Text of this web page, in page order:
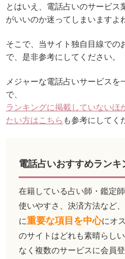
とはいえ、電話占いのサービス
がいいのか迷ってしまいますよ
そこで、当サイト独自目線での
で、是非参考にしてください。
メジャーな電話占いサービス
で、
ランキングに掲載していないほ
たい方はこちら も参考にしてく
電話占いおすすめランキ
在籍している占い師・鑑定
使いやすさ、決済方法など
に重要な項目を中心にオ
のサイトはどれも素晴らし
なく複数のサービスに会員